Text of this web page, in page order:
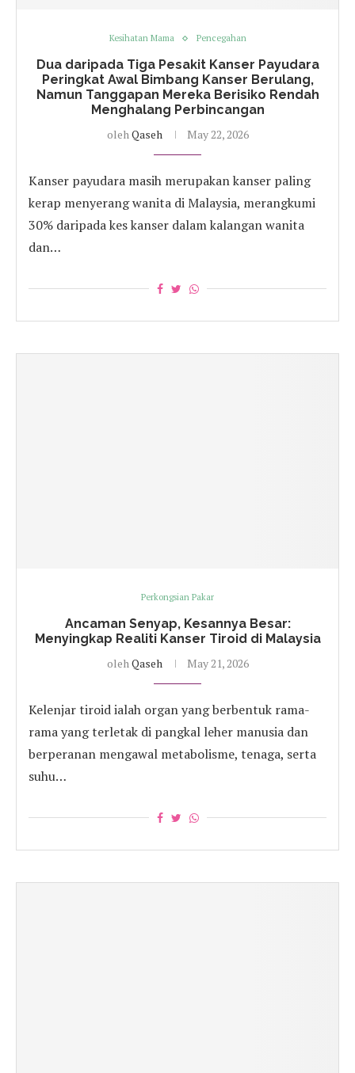
Kesihatan Mama Pencegahan
Dua daripada Tiga Pesakit Kanser Payudara
Peringkat Awal Bimbang Kanser Berulang,
Namun Tanggapan Mereka Berisiko Rendah
Menghalang Perbincangan
olehQaseh May 22, 2026
Kanser payudara masih merupakan kanser paling
kerap menyerang wanita di Malaysia, merangkumi
30% daripada kes kanser dalam kalangan wanita
dan…
Perkongsian Pakar
Ancaman Senyap, Kesannya Besar:
Menyingkap Realiti Kanser Tiroid di Malaysia
olehQaseh May 21, 2026
Kelenjar tiroid ialah organ yang berbentuk rama-
rama yang terletak di pangkal leher manusia dan
berperanan mengawal metabolisme, tenaga, serta
suhu…